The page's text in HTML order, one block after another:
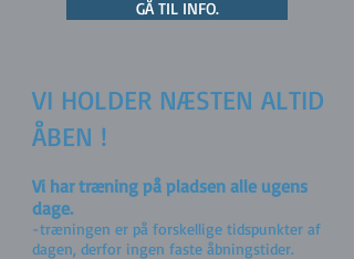
GÅ TIL INFO.
VI HOLDER NÆSTEN ALTID
ÅBEN !
Vi har træning på pladsen alle ugens
dage.
-træningen er på forskellige tidspunkter af
dagen, derfor ingen faste åbningstider.